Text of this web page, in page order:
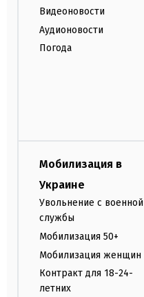
Видеоновости
Аудионовости
Погода
Мобилизация в
Украине
Увольнение с военной
службы
Мобилизация 50+
Мобилизация женщин
Контракт для 18-24-
летних